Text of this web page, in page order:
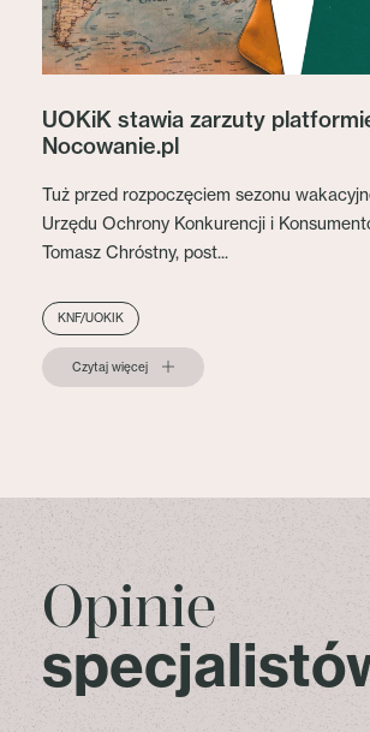
UOKiK stawia zarzuty
Nocowanie.pl
Tuż przed rozpoczęciem sezonu
Urzędu Ochrony Konkurencji i
Tomasz Chróstny, post...
KNF/UOKIK
Czytaj więcej
Opinie